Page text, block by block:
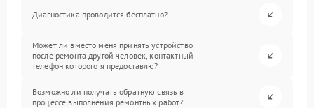
Диагностика проводится бесплатно?
Может ли вместо меня принять устройство
после ремонта другой человек, контактный
телефон которого я предоставлю?
Возможно ли получать обратную связь в
процессе выполнения ремонтных работ?